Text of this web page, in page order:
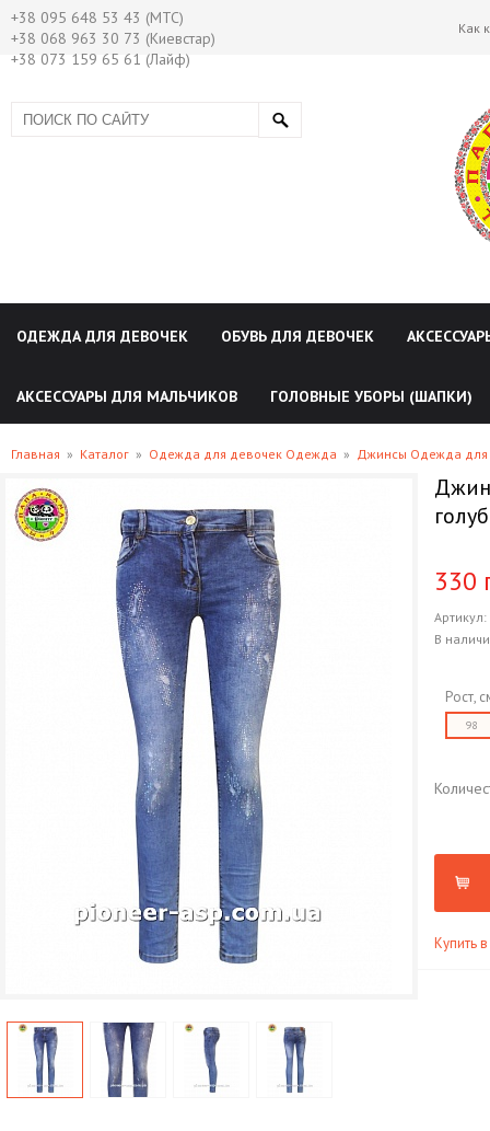
+38 095 648 53 43 (МТС)
+38 068 963 30 73 (Киевстар)
+38 073 159 65 61 (Лайф)
Как
ОДЕЖДА ДЛЯ ДЕВОЧЕК ОБУВЬ ДЛЯ ДЕВОЧЕК
АКСЕССУАРЫ ДЛЯ МАЛЬЧИКОВ ГОЛОВНЫЕ УБОРЫ (ШАПКИ)
Главная » Каталог » Одежда для девочек Одежда » Джинсы Одежда для
330
Артикул:
В
Рост,
98
Купить